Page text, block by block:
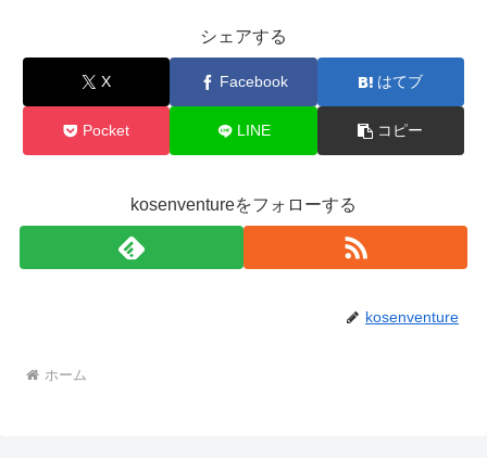
シェアする
X Facebook はてブ
Pocket LINE コピー
kosenventureをフォローする
kosenventure
ホーム